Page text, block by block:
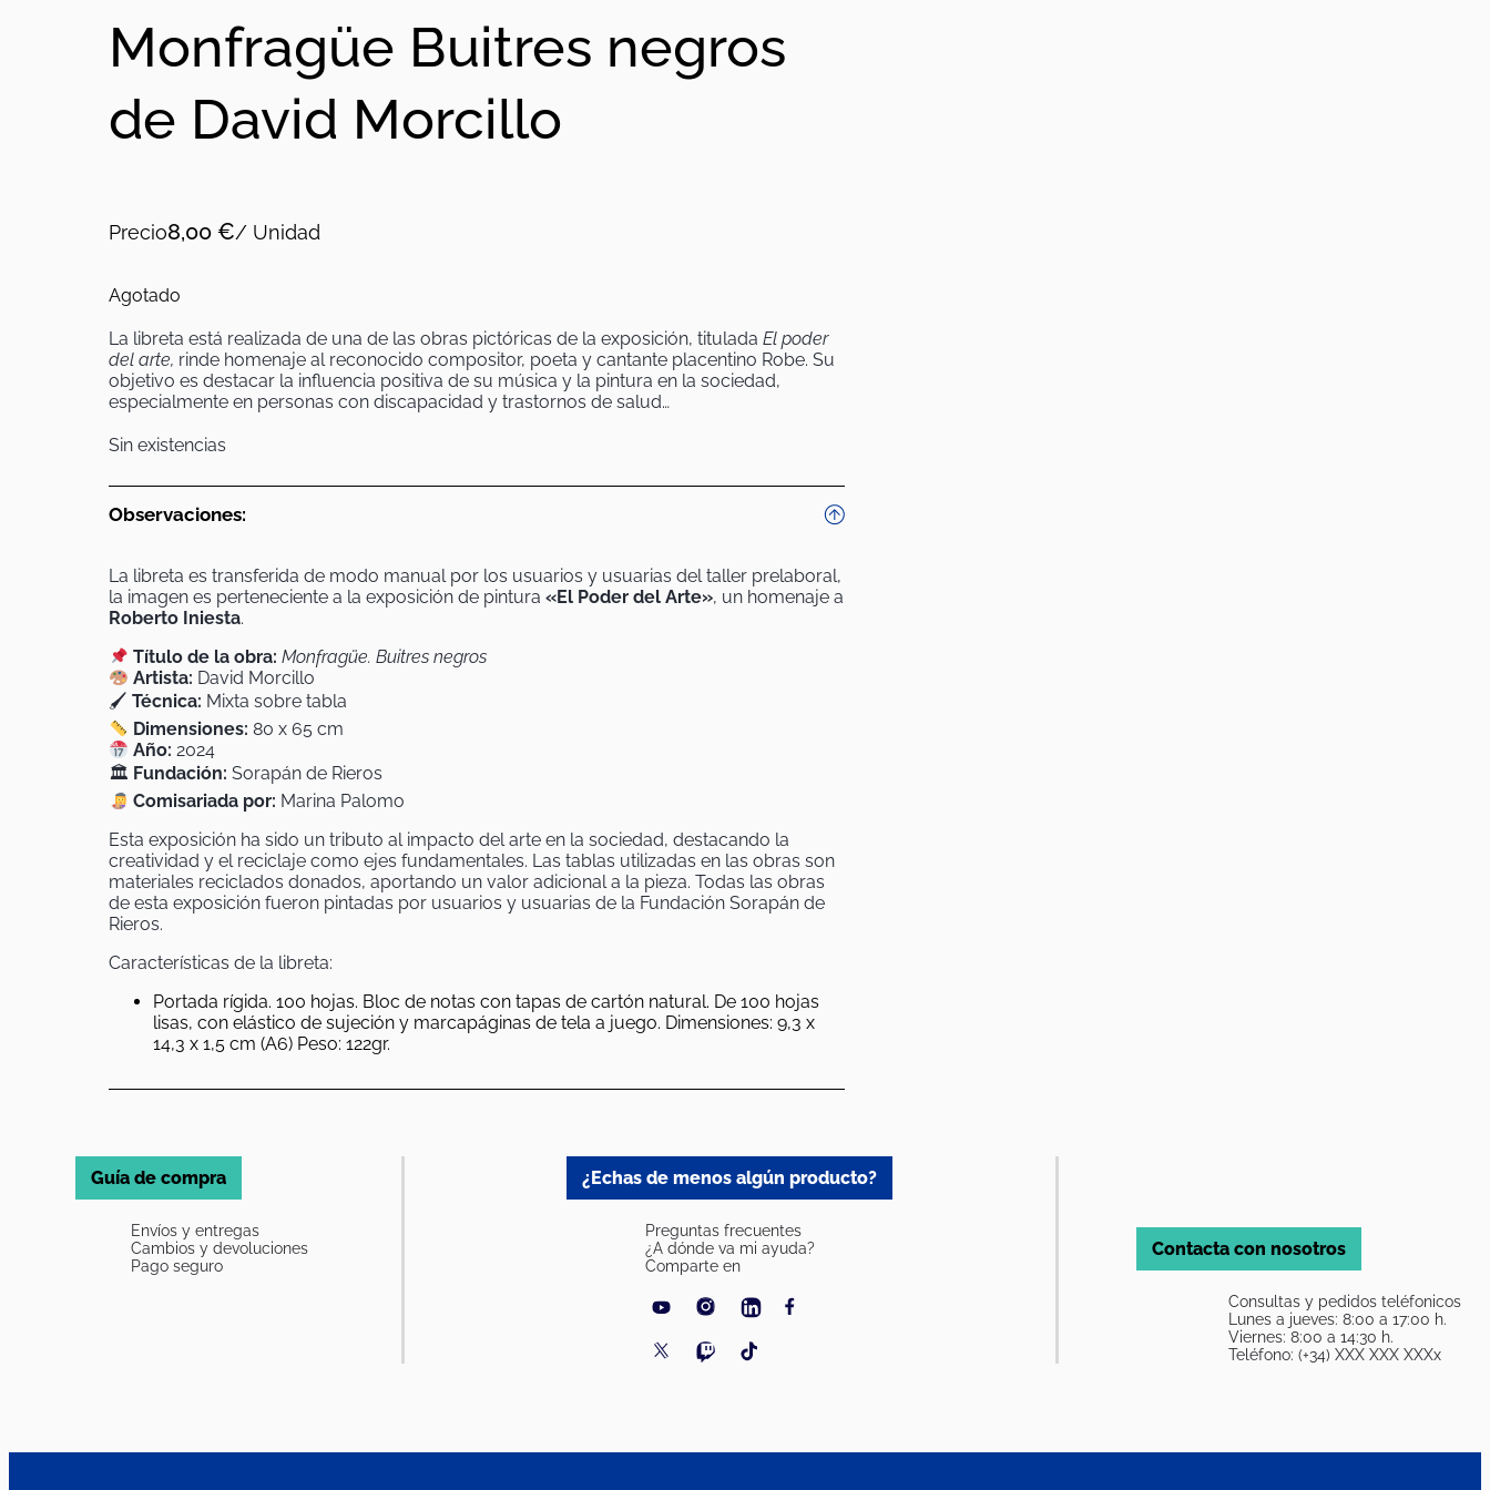
Monfragüe Buitres negros
de David Morcillo
Precio8,00 €/ Unidad
Agotado
La libreta está realizada de una de las obras pictóricas de la exposición, titulada El poder
del arte, rinde homenaje al reconocido compositor, poeta y cantante placentino Robe. Su
objetivo es destacar la influencia positiva de su música y la pintura en la sociedad,
especialmente en personas con discapacidad y trastornos de salud…
Sin existencias
Observaciones:
La libreta es transferida de modo manual por los usuarios y usuarias del taller prelaboral,
la imagen es perteneciente a la exposición de pintura «El Poder del Arte», un homenaje a
Roberto Iniesta.
Título de la obra:Monfragüe. Buitres negros
Artista: David Morcillo
🖌 Técnica: Mixta sobre tabla
Dimensiones: 80 x 65 cm
Año: 2024
🏛 Fundación: Sorapán de Rieros
Comisariada por: Marina Palomo
Esta exposición ha sido un tributo al impacto del arte en la sociedad, destacando la
creatividad y el reciclaje como ejes fundamentales. Las tablas utilizadas en las obras son
materiales reciclados donados, aportando un valor adicional a la pieza. Todas las obras
de esta exposición fueron pintadas por usuarios y usuarias de la Fundación Sorapán de
Rieros.
Características de la libreta:
Portada rígida. 100 hojas. Bloc de notas con tapas de cartón natural. De 100 hojas
lisas, con elástico de sujeción y marcapáginas de tela a juego. Dimensiones: 9,3 x
14,3 x 1,5 cm (A6) Peso: 122gr.
Guía de compra
Envíos y entregas
Cambios y devoluciones
Pago seguro
¿Echas de menos algún producto?
Preguntas frecuentes
¿A dónde va mi ayuda?
Comparte en
Contacta con nosotros
Consultas y pedidos teléfonicos
Lunes a jueves: 8:00 a 17:00 h.
Viernes: 8:00 a 14:30 h.
Teléfono: (+34) XXX XXX XXXx